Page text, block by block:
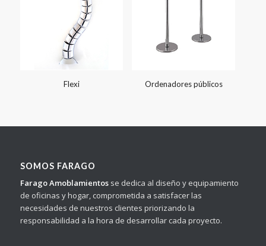
Flexi Ordenadores públicos
SOMOS FARAGO
Farago Amoblamientosse dedica al diseño y equipamiento
de oficinas y hogar, comprometida a satisfacer las
necesidades de nuestros clientes priorizando la
responsabilidad a la hora de desarrollar cada proyecto.